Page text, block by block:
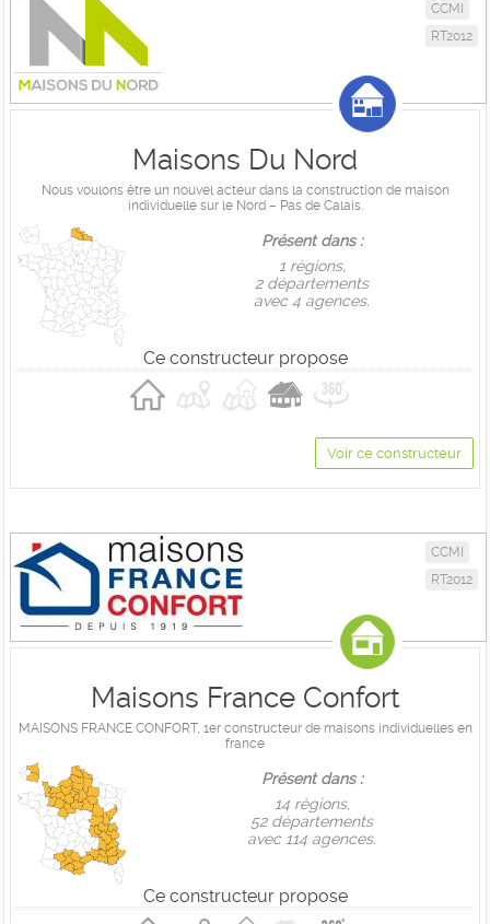
CCMI
RT2012
Maisons Du Nord
Nous voulons être un nouvel acteur dans la construction de maison
individuelle sur le Nord – Pas de Calais.
Présent dans :
1 règions,
2 départements
avec 4 agences.
Ce constructeur propose
Voir ce constructeur
CCMI
RT2012
Maisons France Confort
MAISONS FRANCE CONFORT, 1er constructeur de maisons individuelles en
france
Présent dans :
14 règions,
52 départements
avec 114 agences.
Ce constructeur propose